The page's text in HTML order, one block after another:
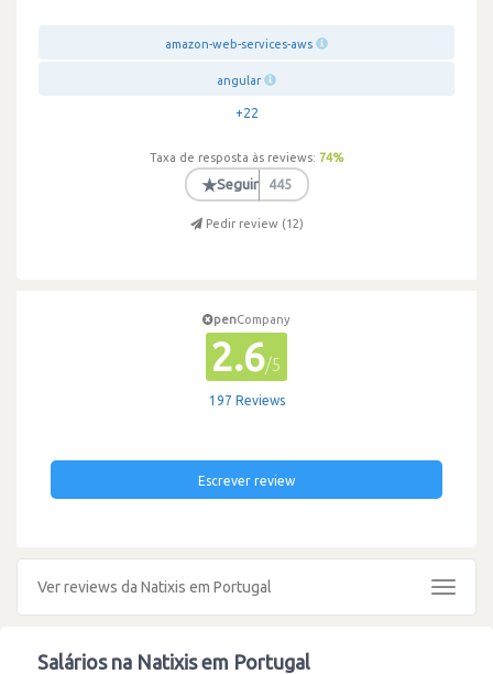
amazon-web-services-aws
angular
+22
Taxa de resposta às reviews: 74%
★Seguir 445
Pedir review (12)
penCompany
2.6/5
197 Reviews
Escrever review
Ver reviews da Natixis em Portugal
Toggle
Salários na Natixis em Portugal